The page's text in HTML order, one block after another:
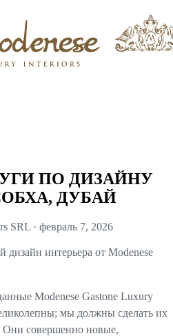
ПО ДИЗАЙНУ
ДУБАЙ
SRL · февраль 7, 2026
интерьера от Modenese
Modenese Gastone Luxury
мы должны сделать их
Они совершенно новые,